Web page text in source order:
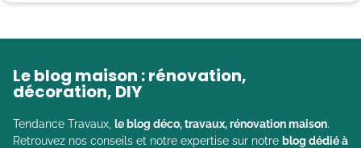
Le blog maison : rénovation,
décoration, DIY
Tendance Travaux, le blog déco, travaux, rénovation maison.
Retrouvez nos conseils et notre expertise sur notre blog dédié à